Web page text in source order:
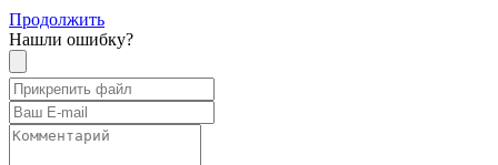
Продолжить
Нашли ошибку?